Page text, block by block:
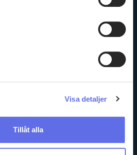
Visa detaljer
Tillåt alla
556703-0860